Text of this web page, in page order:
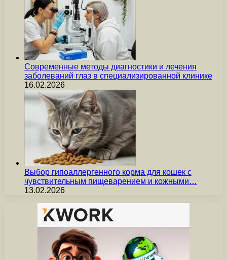
Современные методы диагностики и лечения
заболеваний глаз в специализированной клинике
16.02.2026
Выбор гипоаллергенного корма для кошек с
чувствительным пищеварением и кожными…
13.02.2026